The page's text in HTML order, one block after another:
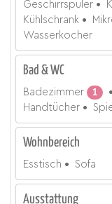
Geschirrspüler
Kühlschrank
Wasserkocher
Bad & WC
Badezimmer 1
Handtücher
Wohnbereich
Esstisch Sofa
Ausstattung